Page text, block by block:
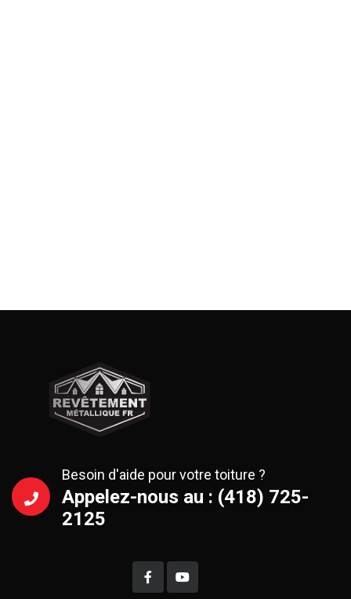
Besoin d'aide pour votre toiture ?
Appelez-nous au : (418) 725-
2125